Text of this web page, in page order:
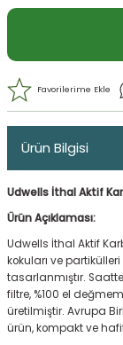
Ürün Bilgisi
Udwells İthal Aktif
Ürün Açıklaması:
Udwells İthal Aktif
kokuları ve
tasarlanmıştır.
filtre, %100 el
üretilmiştir. Avrupa
ürün, kompakt ve